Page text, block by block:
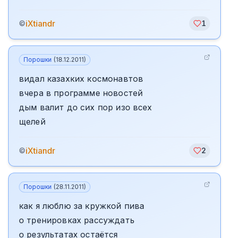
©iXtiandr 1
Порошки (18.12.2011)
видал казахких космонавтов
вчера в программе новостей
дым валит до сих пор изо всех
щелей
©iXtiandr 2
Порошки (28.11.2011)
как я люблю за кружкой пива
о тренировках рассуждать
о результатах остаётся